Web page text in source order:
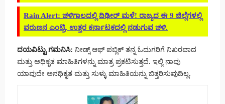
Rain Alert: ಚಳಿಗಾಲದಲ್ಲಿ ದಿಢೀರ್ ಮಳೆ! ರಾಜ್ಯದ ಈ 9 ಜಿಲ್ಲೆಗಳಲ್ಲಿ
ವರುಣನ ಎಂಟ್ರಿ. ಉತ್ತರ ಕರ್ನಾಟಕದಲ್ಲಿ ನಡುಗುವ ಚಳಿ.
ದಯವಿಟ್ಟು ಗಮನಿಸಿ: ನೀಡ್ಸ್ ಆಫ್ ಪಬ್ಲಿಕ್ ತನ್ನ ಓದುಗರಿಗೆ ನಿಖರವಾದ
ಮತ್ತು ಅಧಿಕೃತ ಮಾಹಿತಿಗಳನ್ನು ಮಾತ್ರ ಪ್ರಕಟಿಸುತ್ತದೆ. ಇಲ್ಲಿ ನಾವು
ಯಾವುದೇ ಅನಧಿಕೃತ ಮತ್ತು ಸುಳ್ಳು ಮಾಹಿತಿಯನ್ನು ಬಿತ್ತರಿಸುವುದಿಲ್ಲ.